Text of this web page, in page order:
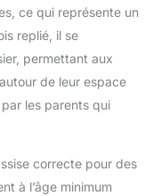
temps. Les
épaisses et
conception
il
types de
offre un
ce qui représente un
replié, il se
permettant aux
de leur espace
les parents qui
correcte pour des
à l’âge minimum